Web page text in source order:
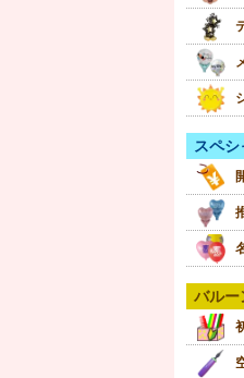
スペシ
バルー